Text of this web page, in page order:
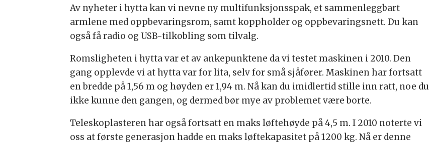
Av nyheter i hytta kan vi nevne ny multifunksjonsspak, et sammenleggbart
armlene med oppbevaringsrom, samt koppholder og oppbevaringsnett. Du kan
også få radio og USB-tilkobling som tilvalg.
Romsligheten i hytta var et av ankepunktene da vi testet maskinen i 2010. Den
gang opplevde vi at hytta var for lita, selv for små sjåfører. Maskinen har fortsatt
en bredde på 1,56 m og høyden er 1,94 m. Nå kan du imidlertid stille inn ratt, noe du
ikke kunne den gangen, og dermed bør mye av problemet være borte.
Teleskoplasteren har også fortsatt en maks løftehøyde på 4,5 m. I 2010 noterte vi
oss at første generasjon hadde en maks løftekapasitet på 1200 kg. Nå er denne